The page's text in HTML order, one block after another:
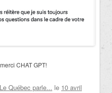
CHAT GPT!
Le Québec parle... le 10 avril